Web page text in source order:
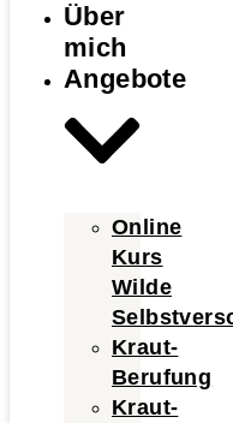
Über
mich
Angebote
Online
Kurs
Wilde
Kraut-
Berufung
Kraut-